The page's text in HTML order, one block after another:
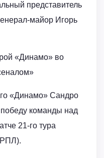
представитель
майор Игорь
«Динамо» во
«Динамо» Сандро
команды над
21-го тура